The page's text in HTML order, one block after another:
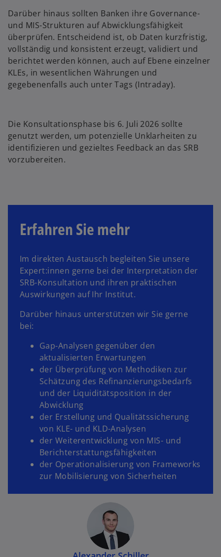
Darüber hinaus sollten Banken ihre Governance-
und MIS-Strukturen auf Abwicklungsfähigkeit
überprüfen. Entscheidend ist, ob Daten kurzfristig,
vollständig und konsistent erzeugt, validiert und
berichtet werden können, auch auf Ebene einzelner
KLEs, in wesentlichen Währungen und
gegebenenfalls auch unter Tags (Intraday).
Die Konsultationsphase bis 6. Juli 2026 sollte
genutzt werden, um potenzielle Unklarheiten zu
identifizieren und gezieltes Feedback an das SRB
vorzubereiten.
Erfahren Sie mehr
Im direkten Austausch begleiten Sie unsere
Expert:innen gerne bei der Interpretation der
SRB-Konsultation und ihren praktischen
Auswirkungen auf Ihr Institut.
Darüber hinaus unterstützen wir Sie gerne
bei:
Gap-Analysen gegenüber den
aktualisierten Erwartungen
der Überprüfung von Methodiken zur
Schätzung des Refinanzierungsbedarfs
und der Liquiditätsposition in der
Abwicklung
der Erstellung und Qualitätssicherung
von KLE- und KLD-Analysen
der Weiterentwicklung von MIS- und
Berichterstattungsfähigkeiten
der Operationalisierung von Frameworks
zur Mobilisierung von Sicherheiten